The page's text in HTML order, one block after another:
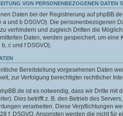
VON PERSONENBEZOGENEN DATEN
Daten bei der Registrierung auf
a und b DSGVO). Die personenbezogenen
verhindern und zugleich Dritten die
Daten, werden gespeichert, um
c und f DSGVO).
Bereitstellung vorgesehenen Daten
zur Verfolgung berechtigter rechtlicher
ist es notwendig, dass wir Dritte
Dies betrifft z. B. den Betrieb des
verarbeiten. Diese Verpflichtungen
f. DSGVO. Ansonsten werden die nicht